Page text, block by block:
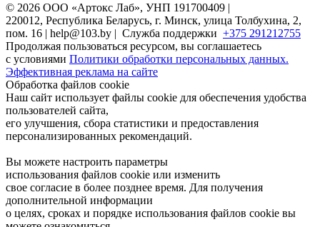
© 2026 ООО «Артокс Лаб», УНП 191700409 |
220012, Республика Беларусь, г. Минск, улица Толбухина, 2,
пом. 16 | help@103.by | Служба поддержки +375 291212755
Продолжая пользоваться ресурсом, вы соглашаетесь
с условиями Политики обработки персональных данных.
Эффективная реклама на сайте
Обработка файлов cookie
Наш сайт использует файлы cookie для обеспечения удобства
пользователей сайта,
его улучшения, сбора статистики и предоставления
персонализированных рекомендаций.
Вы можете настроить параметры
использования файлов cookie или изменить
свое согласие в более позднее время. Для получения
дополнительной информации
о целях, сроках и порядке использования файлов cookie вы